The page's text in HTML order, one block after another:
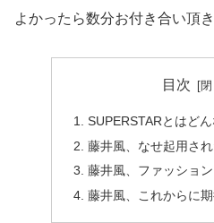
よかったら数分お付き合い頂
目次
SUPERSTARとはど
藤井風、なせ起用さ
藤井風、ファッショ
藤井風、これからに